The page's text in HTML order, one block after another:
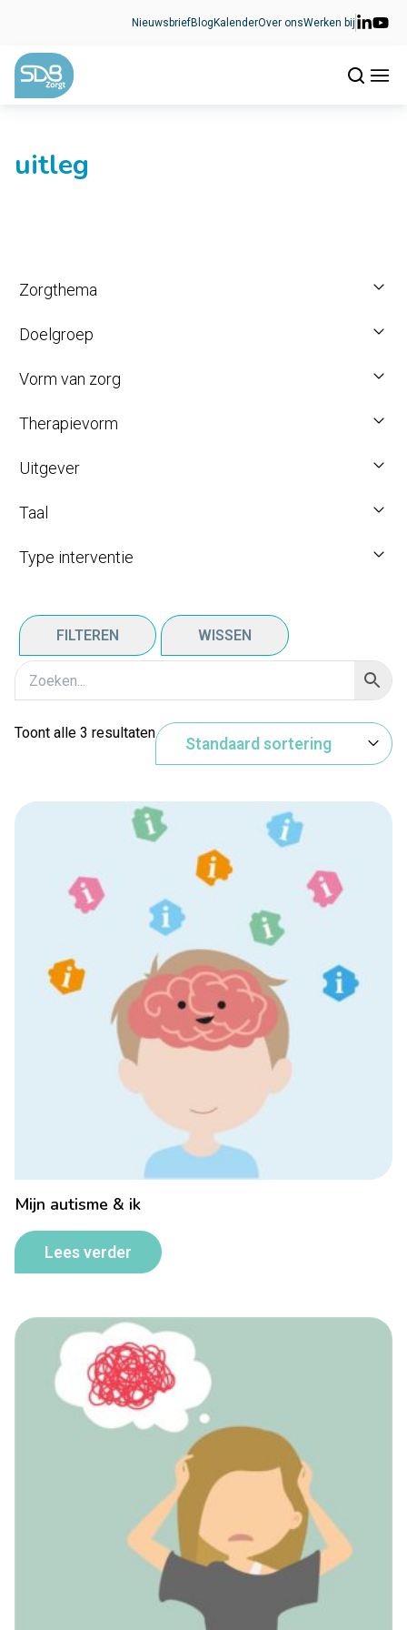
NieuwsbriefBlog KalenderOver onsWerken bij
uitleg
Zorgthema
Doelgroep
Vorm van zorg
Therapievorm
Uitgever
Taal
Type interventie
FILTEREN WISSEN
Toont alle 3 resultaten
Mijn autisme & ik
Lees verder